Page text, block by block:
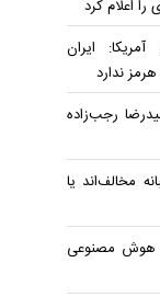
اعلام کرد
ایران
ندارد
رجب‌زاده
مخالف‌اند یا
هوش مصنوعی